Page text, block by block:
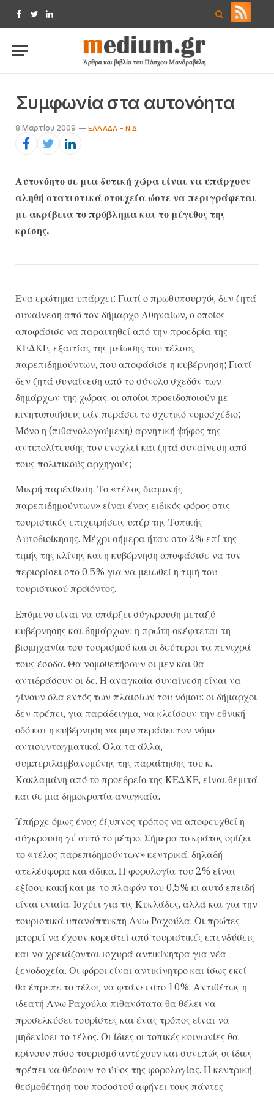
Facebook
TwitterLinkedIn
Συμφωνία στα αυτονόητα
8 Μαρτίου 2009 ΕΛΛΆΔΑ - Ν.Δ
Αυτονόητο σε μια δυτική χώρα είναι να υπάρχουν
αληθή στατιστικά στοιχεία ώστε να περιγράφεται
με ακρίβεια το πρόβλημα και το μέγεθος της
κρίσης.
Ενα ερώτημα υπάρχει: Γιατί ο πρωθυπουργός δεν ζητά
συναίνεση από τον δήμαρχο Αθηναίων, ο οποίος
αποφάσισε να παραιτηθεί από την προεδρία της
ΚΕΔΚΕ, εξαιτίας της μείωσης του τέλους
παρεπιδημούντων, που αποφάσισε η κυβέρνηση; Γιατί
δεν ζητά συναίνεση από το σύνολο σχεδόν των
δημάρχων της χώρας, οι οποίοι προειδοποιούν με
κινητοποιήσεις εάν περάσει το σχετικό νομοσχέδιο;
Μόνο η (πιθανολογούμενη) αρνητική ψήφος της
αντιπολίτευσης τον ενοχλεί και ζητά συναίνεση από
τους πολιτικούς αρχηγούς;
Μικρή παρένθεση. Το «τέλος διαμονής
παρεπιδημούντων» είναι ένας ειδικός φόρος στις
τουριστικές επιχειρήσεις υπέρ της Τοπικής
Αυτοδιοίκησης. Μέχρι σήμερα ήταν στο 2% επί της
τιμής της κλίνης και η κυβέρνηση αποφάσισε να τον
περιορίσει στο 0,5% για να μειωθεί η τιμή του
τουριστικού προϊόντος.
Επόμενο είναι να υπάρξει σύγκρουση μεταξύ
κυβέρνησης και δημάρχων: η πρώτη σκέφτεται τη
βιομηχανία του τουρισμού και οι δεύτεροι τα πενιχρά
τους έσοδα. Θα νομοθετήσουν οι μεν και θα
αντιδράσουν οι δε. Η αναγκαία συναίνεση είναι να
γίνουν όλα εντός των πλαισίων του νόμου: οι δήμαρχοι
δεν πρέπει, για παράδειγμα, να κλείσουν την εθνική
οδό και η κυβέρνηση να μην περάσει τον νόμο
αντισυνταγματικά. Ολα τα άλλα,
συμπεριλαμβανομένης της παραίτησης του κ.
Κακλαμάνη από το προεδρείο της ΚΕΔΚΕ, είναι θεμιτά
και σε μια δημοκρατία αναγκαία.
Υπήρχε όμως ένας έξυπνος τρόπος να αποφευχθεί η
σύγκρουση γι’ αυτό το μέτρο. Σήμερα το κράτος ορίζει
το «τέλος παρεπιδημούντων» κεντρικά, δηλαδή
ατελέσφορα και άδικα. Η φορολογία του 2% είναι
εξίσου κακή και με το πλαφόν του 0,5% κι αυτό επειδή
είναι ενιαία. Ισχύει για τις Κυκλάδες, αλλά και για την
τουριστικά υπανάπτυκτη Ανω Ραχούλα. Οι πρώτες
μπορεί να έχουν κορεστεί από τουριστικές επενδύσεις
και να χρειάζονται ισχυρά αντικίνητρα για νέα
ξενοδοχεία. Οι φόροι είναι αντικίνητρο και ίσως εκεί
θα έπρεπε το τέλος να φτάνει στο 10%. Αντιθέτως η
ιδεατή Ανω Ραχούλα πιθανότατα θα θέλει να
προσελκύσει τουρίστες και ένας τρόπος είναι να
μηδενίσει το τέλος. Οι ίδιες οι τοπικές κοινωνίες θα
κρίνουν πόσο τουρισμό αντέχουν και συνεπώς οι ίδιες
πρέπει να θέσουν το ύψος της φορολογίας. Η κεντρική
θεσμοθέτηση του ποσοστού αφήνει τους πάντες